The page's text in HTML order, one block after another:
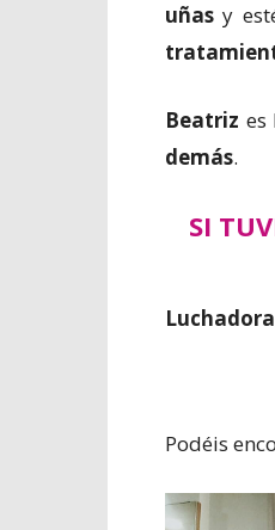
uñas y
Beatriz es
demás.
SI
Luchadora
Podéis